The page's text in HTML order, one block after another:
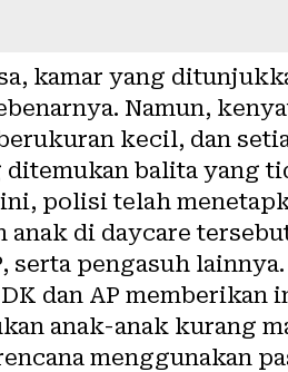
kamar yang
Namun,
kecil, dan
ditemukan balita yang
polisi telah
anak di daycare
serta pengasuh
dan AP
anak-anak kurang
menggunakan